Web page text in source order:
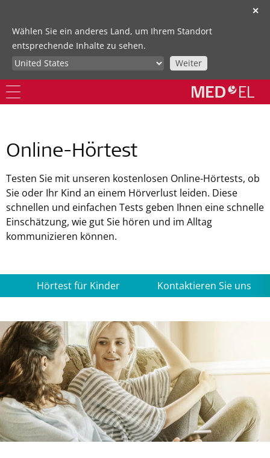
✕
Wählen Sie ein anderes Land, um Ihrem Standort
entsprechende Inhalte zu sehen.
Weiter
Online-Hörtest
Testen Sie mit unseren kostenlosen Online-Hörtests, ob
Sie oder Ihr Kind an einem Hörverlust leiden. Diese
schnellen und einfachen Tests geben Ihnen eine schnelle
Einschätzung, wie gut Sie hören und im Alltag
kommunizieren können.
Hörtest für Kinder Kontaktieren Sie uns